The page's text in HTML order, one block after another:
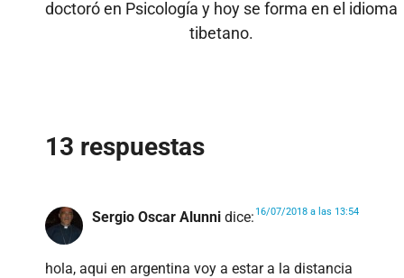
doctoró en Psicología y hoy se forma en el idioma
tibetano.
13 respuestas
Sergio Oscar Alunni dice: 16/07/2018 a las 13:54
hola, aqui en argentina voy a estar a la distancia